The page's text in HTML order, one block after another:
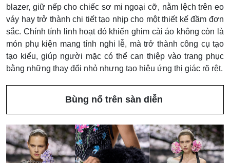
blazer, giữ nếp cho chiếc sơ mi ngoại cỡ, nằm lệch trên eo
váy hay trở thành chi tiết tạo nhịp cho một thiết kế đầm đơn
sắc. Chính tính linh hoạt đó khiến ghim cài áo không còn là
món phụ kiện mang tính nghi lễ, mà trở thành công cụ tạo
tạo kiểu, giúp người mặc có thể can thiệp vào trang phục
bằng những thay đổi nhỏ nhưng tạo hiệu ứng thị giác rõ rệt.
Bùng nổ trên sàn diễn